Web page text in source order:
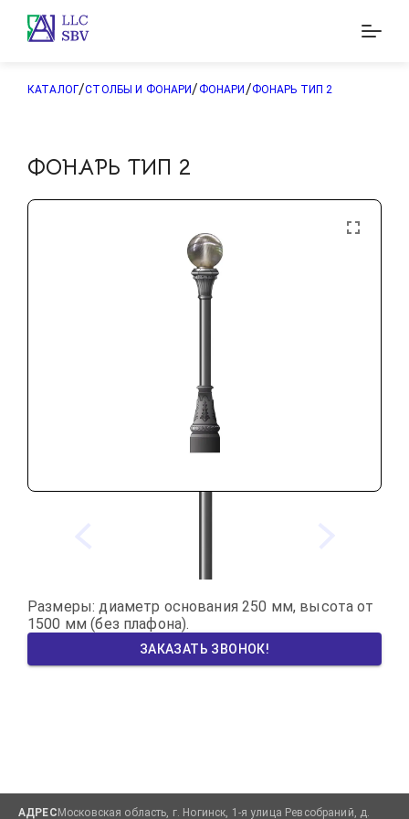
КАТАЛОГ/СТОЛБЫ И ФОНАРИ/ ФОНАРИ /ФОНАРЬ ТИП 2
ФОНАРЬ ТИП 2
Размеры: диаметр основания 250 мм, высота от
1500 мм (без плафона).
ЗАКАЗАТЬ ЗВОНОК!
АДРЕС Московская область, г. Ногинск, 1-я улица Ревсобраний, д.